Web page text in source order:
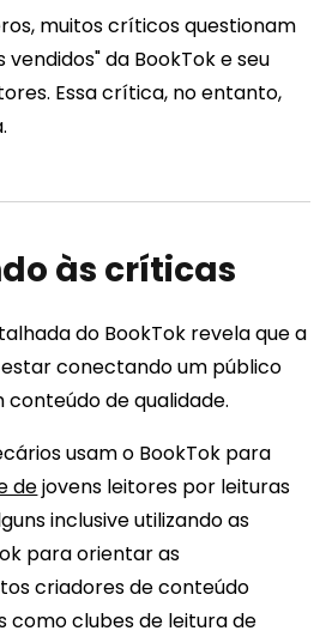
muitos críticos questionam
vendidos" da BookTok e seu
Essa crítica, no entanto,
às críticas
do BookTok revela que a
conectando um público
de qualidade.
usam o BookTok para
dejovens leitores por leituras
inclusive utilizando as
para orientar as
criadores de conteúdo
como clubes de leitura de